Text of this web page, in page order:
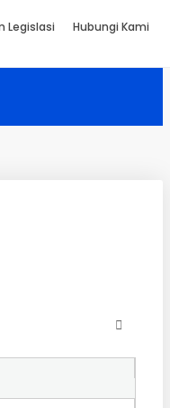
Legislasi Hubungi Kami